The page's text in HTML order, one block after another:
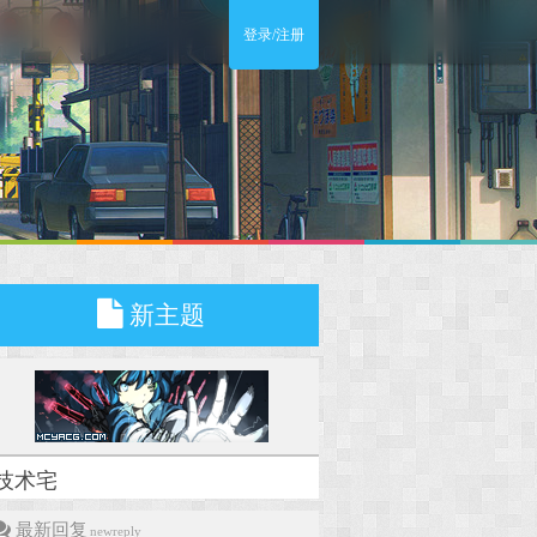
登录/注册
新主题
术宅
最新回复 newreply